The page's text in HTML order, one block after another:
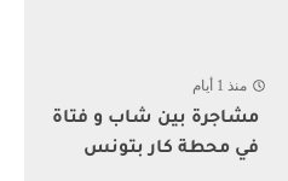
منذ 1 أيام
مشاجرة بين شاب و فتاة
في محطة كار بتونس